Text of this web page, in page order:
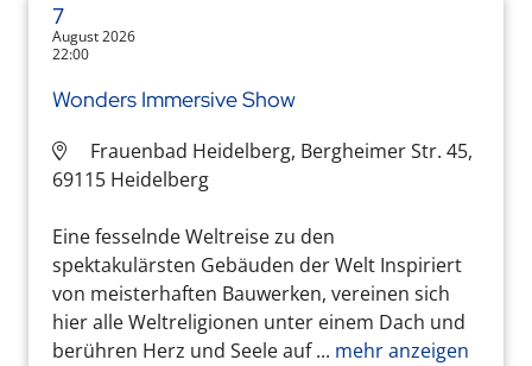
7
August 2026
22:00
Wonders Immersive Show
Frauenbad Heidelberg, Bergheimer Str. 45,
69115 Heidelberg
Eine fesselnde Weltreise zu den
spektakulärsten Gebäuden der Welt Inspiriert
von meisterhaften Bauwerken, vereinen sich
hier alle Weltreligionen unter einem Dach und
berühren Herz und Seele auf ... mehr anzeigen